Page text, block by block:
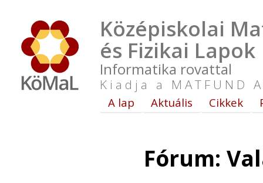
Középiskolai
és Fizikai Lapok
Informatika rovattal
Kiadja a MATFUND
A lap Aktuális Cikkek
Fórum: